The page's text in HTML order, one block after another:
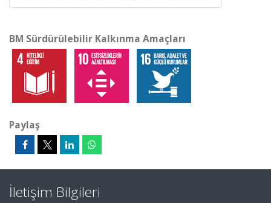
BM Sürdürülebilir Kalkınma Amaçları
Paylaş
İletişim Bilgileri